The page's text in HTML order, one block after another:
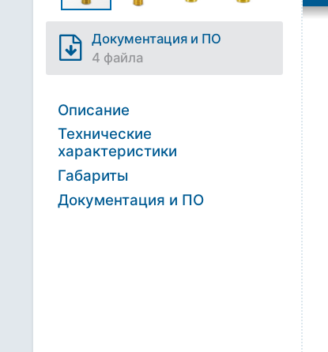
Документация и ПО
4 файла
Описание
Технические
характеристики
Габариты
Документация и ПО